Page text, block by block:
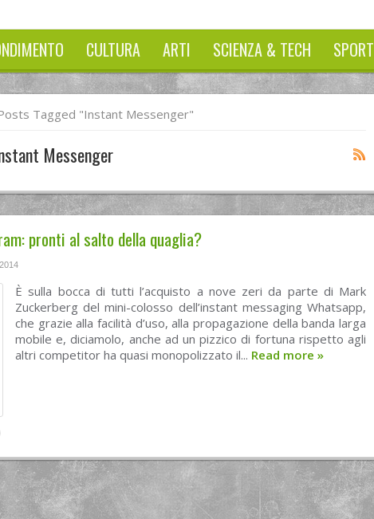
CULTURA ARTI SCIENZA & TECH SPORT
Tagged "instant Messenger"
Messenger
pronti al salto della quaglia?
È sulla bocca di tutti l’acquisto a nove zeri da parte di Mark
Zuckerberg del mini-colosso dell’instant messaging Whatsapp,
che grazie alla facilità d’uso, alla propagazione della banda larga
mobile e, diciamolo, anche ad un pizzico di fortuna rispetto agli
altri competitor ha quasi monopolizzato il... Read more »